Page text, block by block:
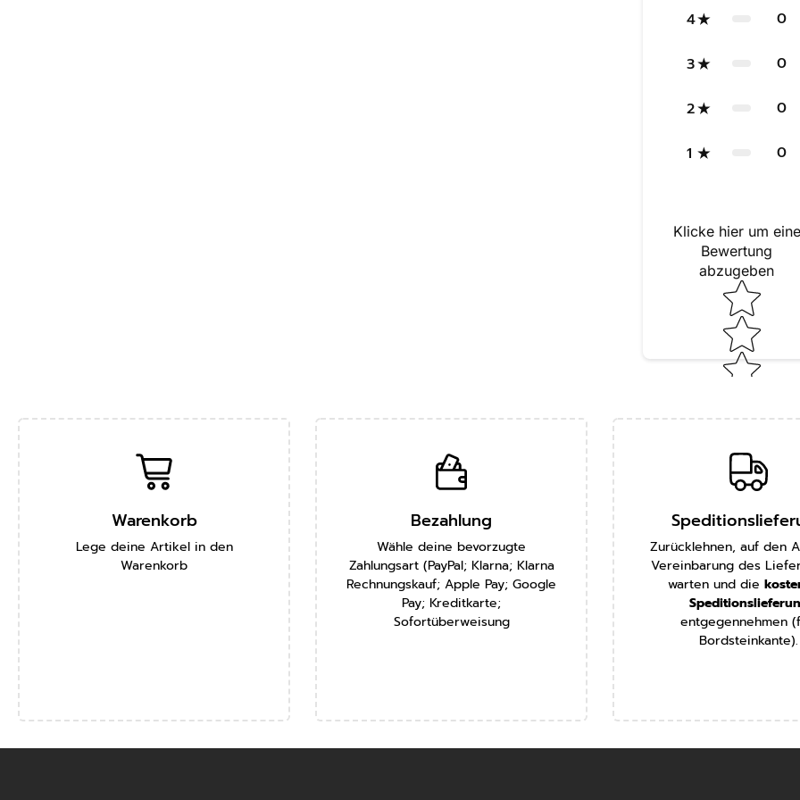
4 0
3 0
2 0
1 0
Klicke hier um eine
Bewertung
abzugeben
Star rating
Warenkorb
Lege deine Artikel in den
Warenkorb
Bezahlung
Wähle deine bevorzugte
Zahlungsart (PayPal; Klarna; Klarna
Rechnungskauf; Apple Pay; Google
Pay; Kreditkarte;
Sofortüberweisung
Zurücklehnen, auf den
Vereinbarung des
warten und die
entgegennehmen
Bordsteinkante).